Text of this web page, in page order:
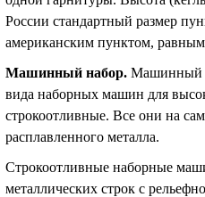
России стандартный размер
американским пунктом,
Машинный набор. Машинный
вида наборных машин для
строкоотливные. Все они на
расплавленного металла.
Строкоотливные наборные
металлических строк с